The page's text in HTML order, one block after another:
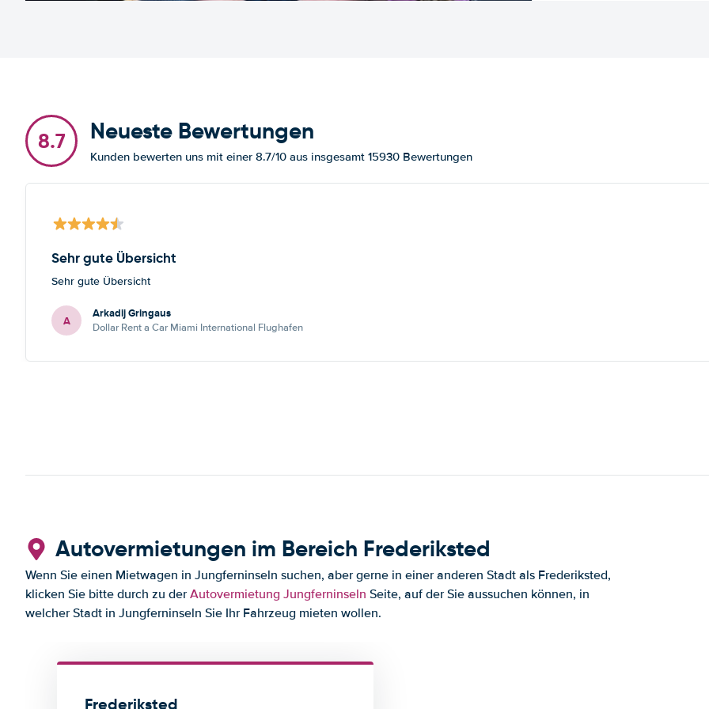
8.7 Neueste Bewertungen
Kunden bewerten uns mit einer 8.7/10 aus insgesamt 15930 Bewertungen
Sehr gute Übersicht
Sehr gute Übersicht
A Arkadij Gringaus
Dollar Rent a Car Miami International Flughafen
Autovermietungen im Bereich Frederiksted
Wenn Sie einen Mietwagen in Jungferninseln suchen, aber gerne in einer anderen Stadt als Frederiksted,
klicken Sie bitte durch zu derAutovermietung Jungferninseln Seite, auf der Sie aussuchen können, in
welcher Stadt in Jungferninseln Sie Ihr Fahrzeug mieten wollen.
Frederiksted